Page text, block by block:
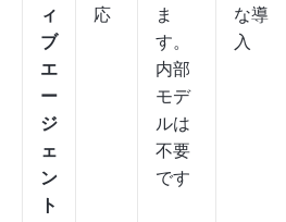
ィ
ブ
エ
ー
ジ
ェ
ン
ト
応
ま
す。
内部
モデ
ルは
不要
です
な導
入